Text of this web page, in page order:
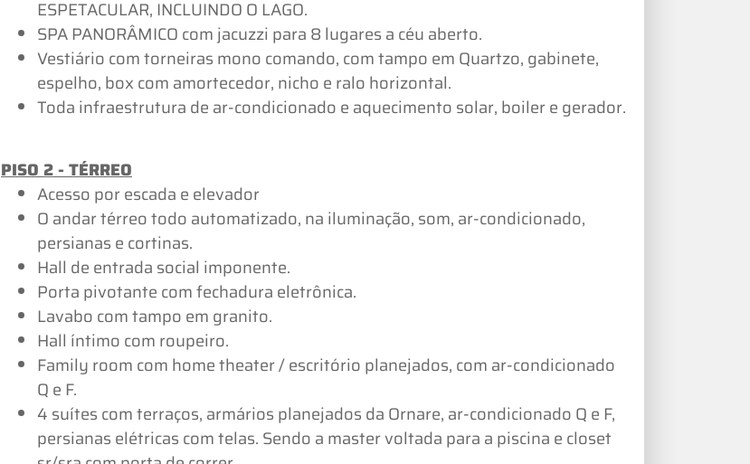
ESPETACULAR, INCLUINDO O LAGO.
SPA PANORÂMICO com jacuzzi para 8 lugares a céu aberto.
Vestiário com torneiras mono comando, com tampo em Quartzo, gabinete,
espelho, box com amortecedor, nicho e ralo horizontal.
Toda infraestrutura de ar-condicionado e aquecimento solar, boiler e gerador.
PISO 2 - TÉRREO
Acesso por escada e elevador
O andar térreo todo automatizado, na iluminação, som, ar-condicionado,
persianas e cortinas.
Hall de entrada social imponente.
Porta pivotante com fechadura eletrônica.
Lavabo com tampo em granito.
Hall íntimo com roupeiro.
Family room com home theater / escritório planejados, com ar-condicionado
Q e F.
4 suítes com terraços, armários planejados da Ornare, ar-condicionado Q e F,
persianas elétricas com telas. Sendo a master voltada para a piscina e closet